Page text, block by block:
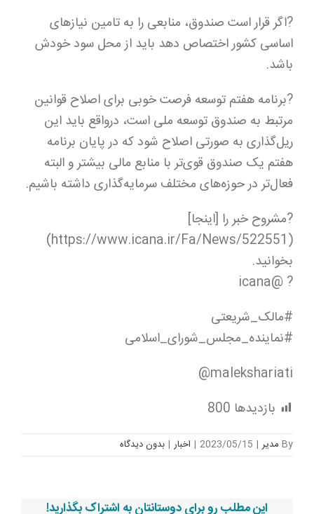
?اگر قرار است صندوق، منابعی را به تامین نیازهای
اساسی کشور اختصاص دهد باید از محل سود خودش
باشد.
?برنامه هفتم توسعه فرصت خوبی برای اصلاح قوانین
مرتبط به صندوق توسعه ملی است، درواقع باید این
ریل‌گذاری به صورتی اصلاح شود که در پایان برنامه
هفتم یک صندوق قوی‌تر با منابع مالی بیشتر و البته
فعال‌تر در حوزه‌های مختلف سرمایه‌گذاری داشته باشیم.
?مشروح خبر را [اینجا]
(https://www.icana.ir/Fa/News/522551)
بخوانید.
? @icana
#مالک_شریعتی
#نماینده_مجلس_شورای_اسلامی
malekshariati@
بازدیدها 800
By مدیر |
2023/05/15
| اخبار | بدون ديدگاه
این مطلب رو برای دوستانتان به اشتراک بگذارید!